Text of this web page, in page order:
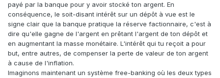
payé par la banque pour y avoir stocké ton argent. En
conséquence, le soit-disant intérêt sur un dépôt à vue est le
signe clair que la banque pratique la réserve factionnaire, c'est à
dire qu'elle gagne de l'argent en prêtant l'argent de ton dépôt et
en augmentant la masse monétaire. L'intérêt qui tu reçoit a pour
but, entre autres, de compenser la perte de valeur de ton argent
à cause de l'inflation.
Imaginons maintenant un système free-banking où les deux types